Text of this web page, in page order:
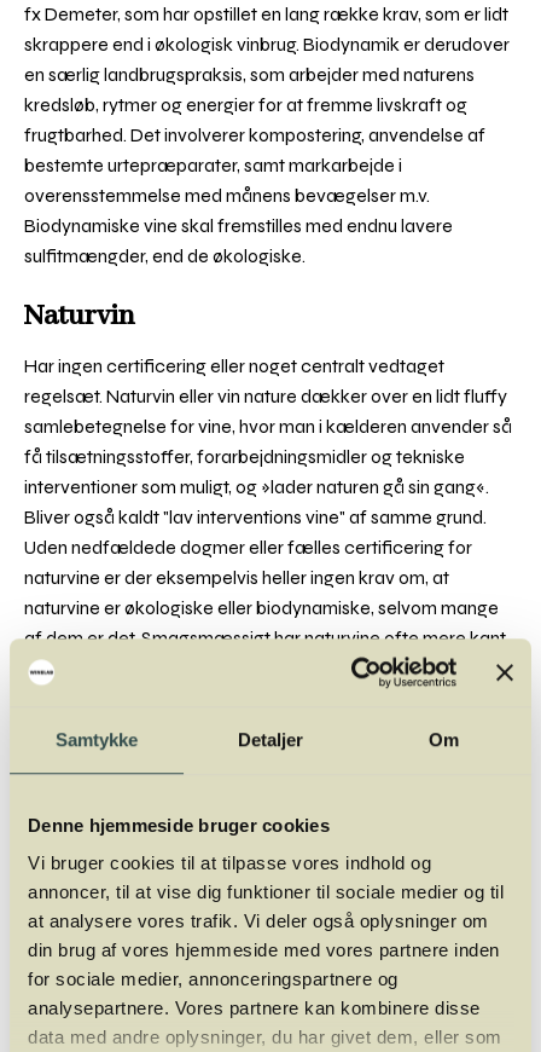
Samtykke Detaljer Om
Denne hjemmeside bruger cookies
Vi bruger cookies til at tilpasse vores indhold og
annoncer, til at vise dig funktioner til sociale medier og til
at analysere vores trafik. Vi deler også oplysninger om
din brug af vores hjemmeside med vores partnere inden
for sociale medier, annonceringspartnere og
analysepartnere. Vores partnere kan kombinere disse
data med andre oplysninger, du har givet dem, eller som
fx Demeter, som har opstillet en lang række krav, som er lidt
skrappere end i økologisk vinbrug. Biodynamik er derudover
en særlig landbrugspraksis, som arbejder med naturens
kredsløb, rytmer og energier for at fremme livskraft og
frugtbarhed. Det involverer kompostering, anvendelse af
bestemte urtepræparater, samt markarbejde i
overensstemmelse med månens bevægelser m.v.
Biodynamiske vine skal fremstilles med endnu lavere
sulfitmængder, end de økologiske.
Naturvin
Har ingen certificering eller noget centralt vedtaget
regelsæt. Naturvin eller vin nature dækker over en lidt fluffy
samlebetegnelse for vine, hvor man i kælderen anvender så
få tilsætningsstoffer, forarbejdningsmidler og tekniske
interventioner som muligt, og »lader naturen gå sin gang«.
Bliver også kaldt "lav interventions vine" af samme grund.
Uden nedfældede dogmer eller fælles certificering for
naturvine er der eksempelvis heller ingen krav om, at
naturvine er økologiske eller biodynamiske, selvom mange
af dem er det. Smagsmæssigt har naturvine ofte mere kant
og funkyness over sig. Eksempelvis er oxidation, reduktion
med til at dele vandene blandt vindrikkere.
du blandt andet kan lære om økologisk vin, biodynamiske
Mads Jordansen
Mads Jordansen har en stor og bred
vinerfaring fra +20 år i branchen. Først som